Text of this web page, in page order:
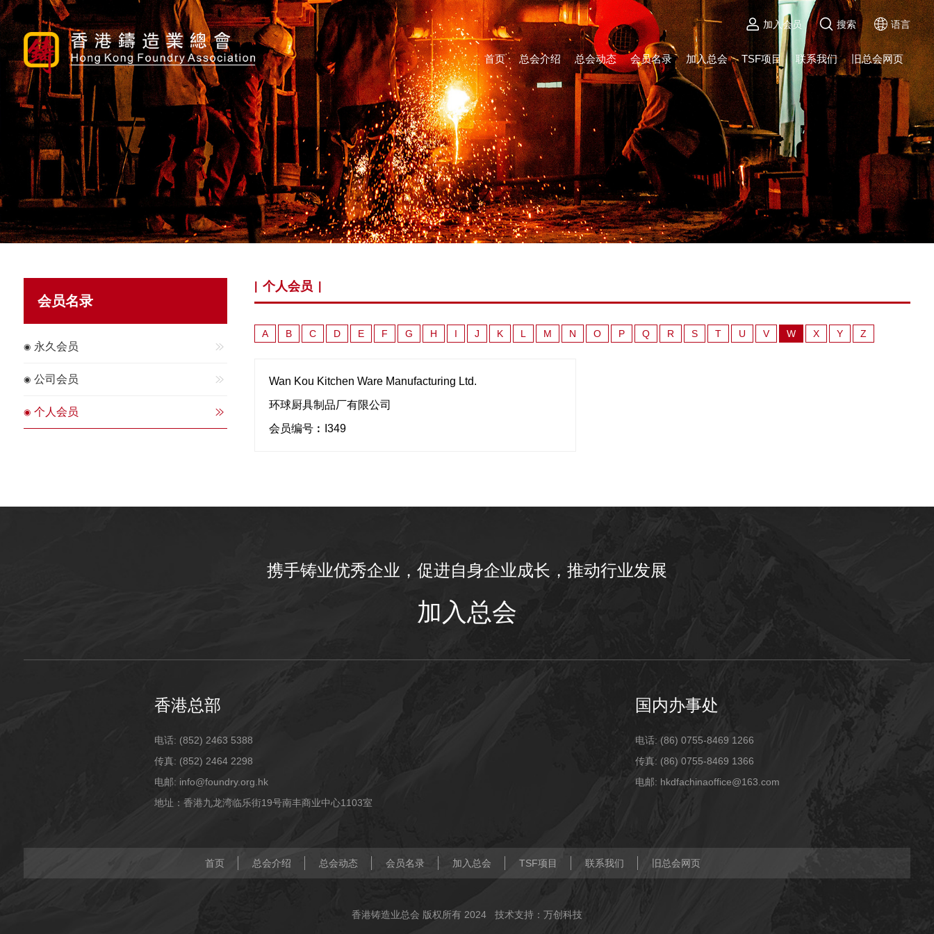
加入会员 搜索 语言
首页 总会介绍 总会动态 会员名录 加入总会 TSF项目 联系我们 旧总会网页
会员名录
永久会员
公司会员
个人会员
个人会员
A B C D E F G H I J K L M N O P Q R S T U V W X Y Z
Wan Kou Kitchen Ware Manufacturing Ltd.
环球厨具制品厂有限公司
会员编号︰I349
携手铸业优秀企业，促进自身企业成长，推动行业发展
加入总会
香港总部
电话: (852) 2463 5388
传真: (852) 2464 2298
电邮: info@foundry.org.hk
地址：香港九龙湾临乐街19号南丰商业中心1103室
国内办事处
电话: (86) 0755-8469 1266
传真: (86) 0755-8469 1366
电邮: hkdfachinaoffice@163.com
首页 总会介绍 总会动态 会员名录 加入总会 TSF项目 联系我们 旧总会网页
香港铸造业总会 版权所有 2024 技术支持：万创科技